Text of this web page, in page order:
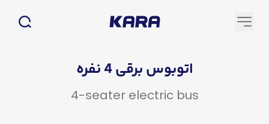
اتوبوس برقی 4 نفره
4-seater electric bus